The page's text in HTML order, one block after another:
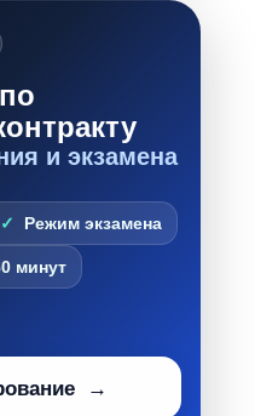
и экзамена
Режим экзамена
минут